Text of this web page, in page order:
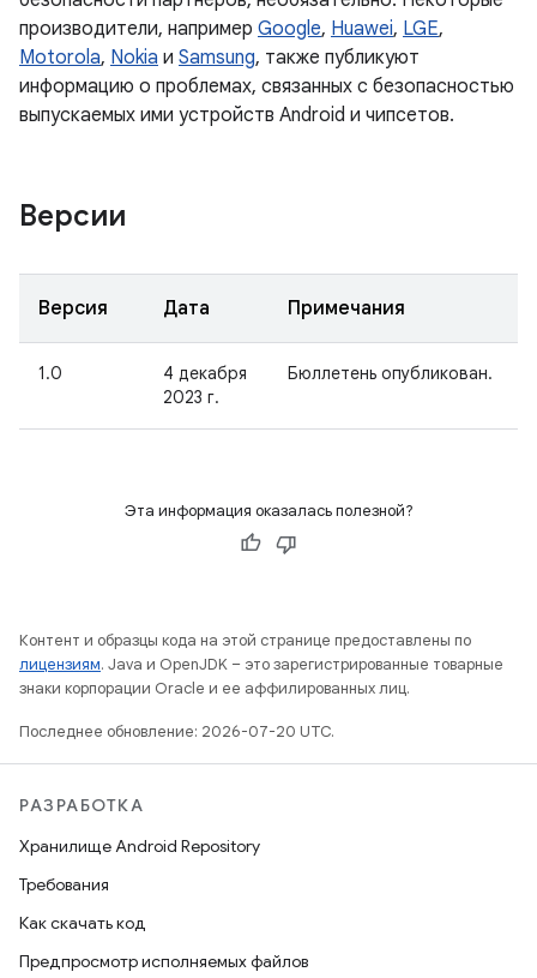
производители, например Google, Huawei, LGE,
Motorola, Nokia и Samsung, также публикуют
информацию о проблемах, связанных с безопасностью
выпускаемых ими устройств Android и чипсетов.
Версии
Версия Дата Примечания
1.0
4 декабря
2023 г.
Бюллетень опубликован.
Эта информация оказалась полезной?
Контент и образцы кода на этой странице предоставлены по
лицензиям. Java и OpenJDK – это зарегистрированные товарные
знаки корпорации Oracle и ее аффилированных лиц.
Последнее обновление: 2026-07-20 UTC.
РАЗРАБОТКА
Хранилище Android Repository
Требования
Как скачать код
Предпросмотр исполняемых файлов